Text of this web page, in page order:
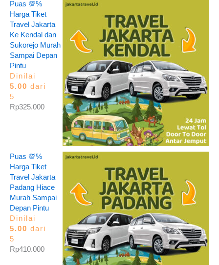
Puas 💯%
Harga Tiket
Travel Jakarta
Ke Kendal dan
Sukorejo Murah
Sampai Depan
Pintu
Dinilai
5.00 dari
5
Rp325.000
Puas 💯%
Harga Tiket
Travel Jakarta
Padang Hiace
Murah Sampai
Depan Pintu
Dinilai
5.00 dari
5
Rp410.000